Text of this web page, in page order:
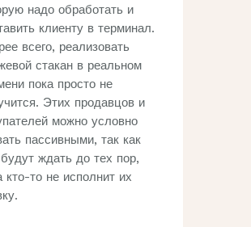
надо обработать и
клиенту в терминал.
всего, реализовать
стакан в реальном
пока просто не
Этих продавцов и
можно условно
пассивными, так как
ждать до тех пор,
кто-то не исполнит их